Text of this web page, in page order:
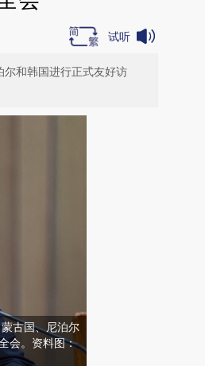
试听
和韩国进行正式友好访
古国、尼泊尔
会。资料图：